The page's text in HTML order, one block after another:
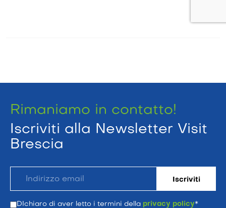
Rimaniamo in contatto!
Iscriviti alla Newsletter Visit
Brescia
DIchiaro di aver letto i termini della privacy policy*